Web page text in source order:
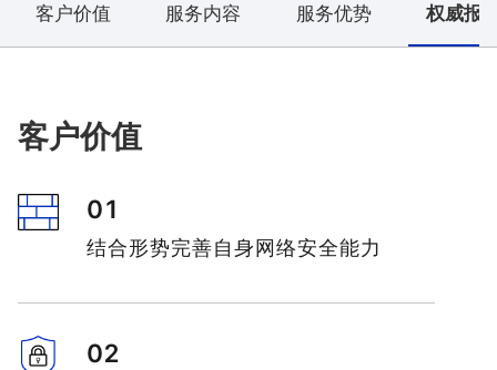
客户价值 服务内容 服务优势 权威报
客户价值
01
结合形势完善自身网络安全能力
02